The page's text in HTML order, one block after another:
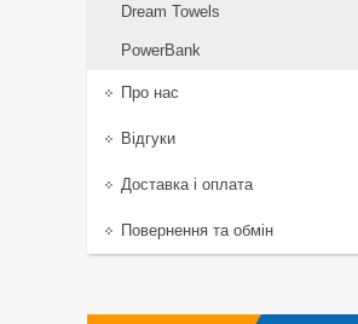
Dream Towels
PowerBank
Про нас
Відгуки
Доставка і оплата
Повернення та обмін